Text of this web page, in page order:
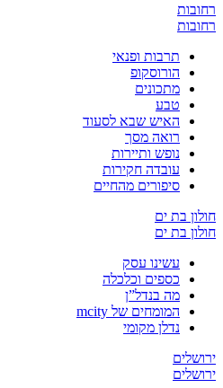
רחובות
רחובות
תרבות ופנאי
הורוסקופ
מתכונים
טבע
האיש שבא לסעוד
רואה מסך
נופש ותיירות
עובדה חקירות
סיפורים מהחיים
חולון בת ים
חולון בת ים
עשינו עסק
כספים וכלכלה
מה בנדל”ן
המומחים של mcity
נדלן מקומי
ירושלים
ירושלים